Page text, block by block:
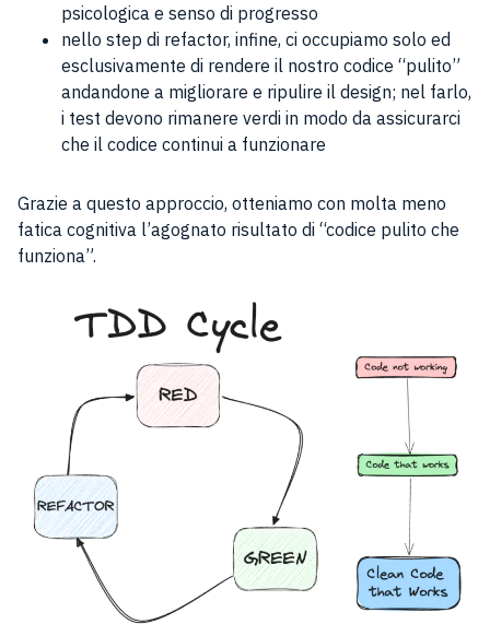
psicologica e senso di progresso
nello step di refactor, infine, ci occupiamo solo ed
esclusivamente di rendere il nostro codice “pulito”
andandone a migliorare e ripulire il design; nel farlo,
i test devono rimanere verdi in modo da assicurarci
che il codice continui a funzionare
Grazie a questo approccio, otteniamo con molta meno
fatica cognitiva l’agognato risultato di “codice pulito che
funziona”.